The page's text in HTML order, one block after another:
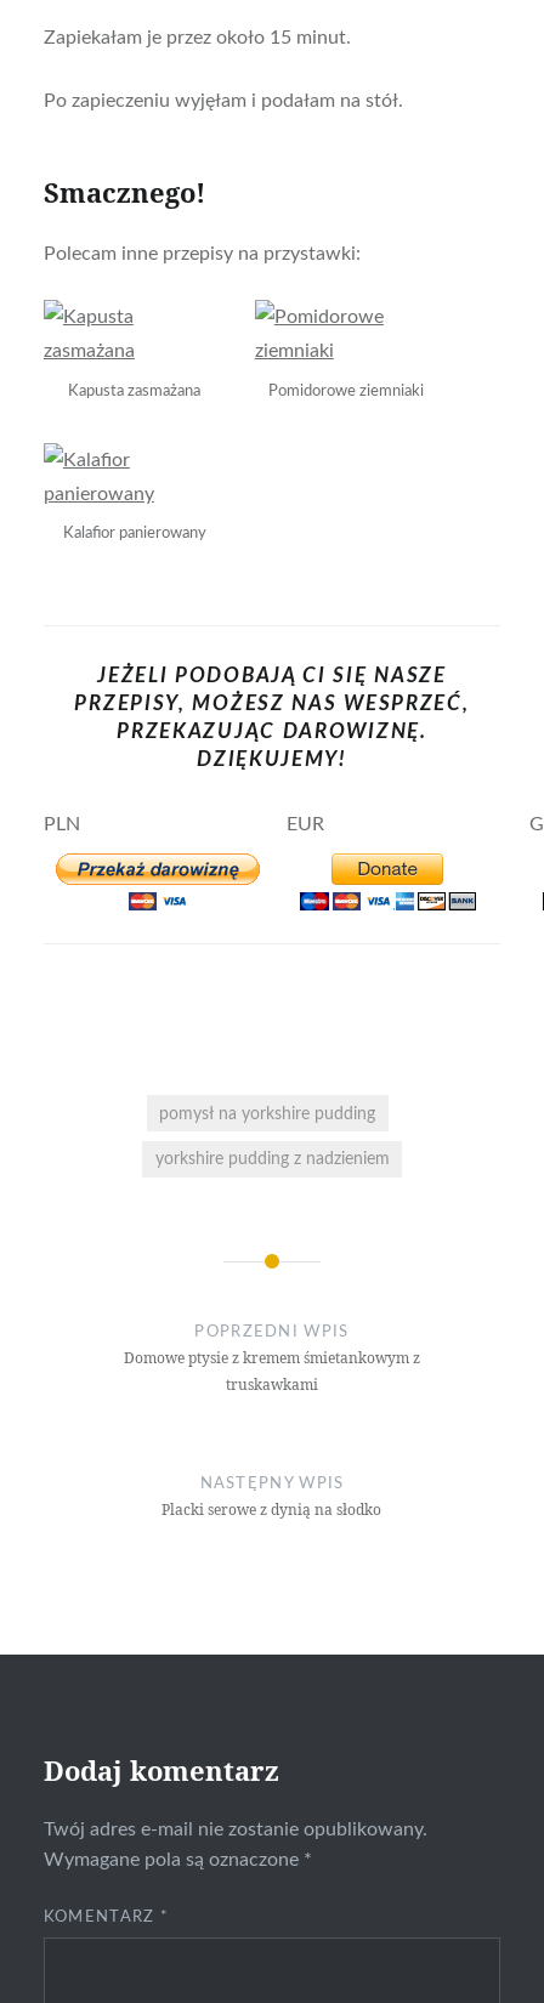
Zapiekałam je przez około 15 minut.
Po zapieczeniu wyjęłam i podałam na stół.
Smacznego!
Polecam inne przepisy na przystawki:
Kapusta zasmażana Pomidorowe ziemniaki
Kalafior panierowany
JEŻELI PODOBAJĄ CI SIĘ NASZE
PRZEPISY, MOŻESZ NAS WESPRZEĆ,
PRZEKAZUJĄC DAROWIZNĘ.
DZIĘKUJEMY!
PLN EUR
pomysł na yorkshire pudding
yorkshire pudding z nadzieniem
POPRZEDNI WPIS
Domowe ptysie z kremem śmietankowym z
truskawkami
NASTĘPNY WPIS
Placki serowe z dynią na słodko
Dodaj komentarz
Twój adres e-mail nie zostanie opublikowany.
Wymagane pola są oznaczone *
KOMENTARZ *